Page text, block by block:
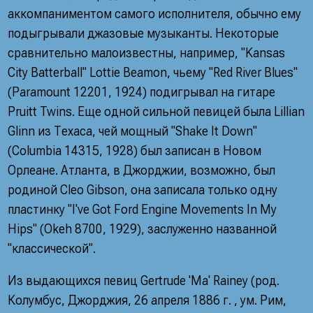
аккомпаниментом самого исполнителя, обычно ему
подыгрывали джазовые музыканты. Некоторые
сравнительно малоизвестны, например, "Kansas
City Batterball" Lottie Beamon, чьему "Red River Blues"
(Paramount 12201, 1924) подигрывал на гитаре
Pruitt Twins. Еще одной сильной певицей была Lillian
Glinn из Техаса, чей мощный "Shake It Down"
(Columbia 14315, 1928) был записан в Новом
Орлеане. Атланта, в Джорджии, возможно, был
родиной Cleo Gibson, она записала только одну
пластинку "I've Got Ford Engine Movements In My
Hips" (Okeh 8700, 1929), заслуженно названной
"классической".
Из выдающихся певиц Gertrude 'Ma' Rainey (род.
Колумбус, Джорджия, 26 апреля 1886 г. , ум. Рим,